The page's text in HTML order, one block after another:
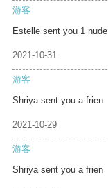
游客
Estelle sent you 1 nude
2021-10-31
游客
Shriya sent you a frien
2021-10-29
游客
Shriya sent you a frien